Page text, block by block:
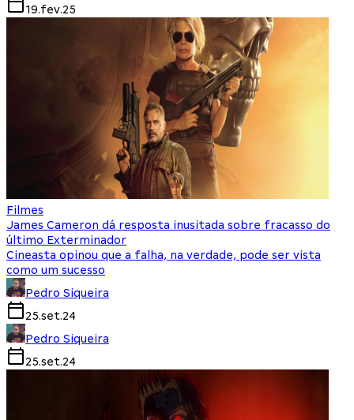
19.fev.25
Filmes
James Cameron dá resposta inusitada sobre fracasso do
último Exterminador
Cineasta opinou que a falha, na verdade, pode ser vista
como um sucesso
Pedro Siqueira
25.set.24
Pedro Siqueira
25.set.24